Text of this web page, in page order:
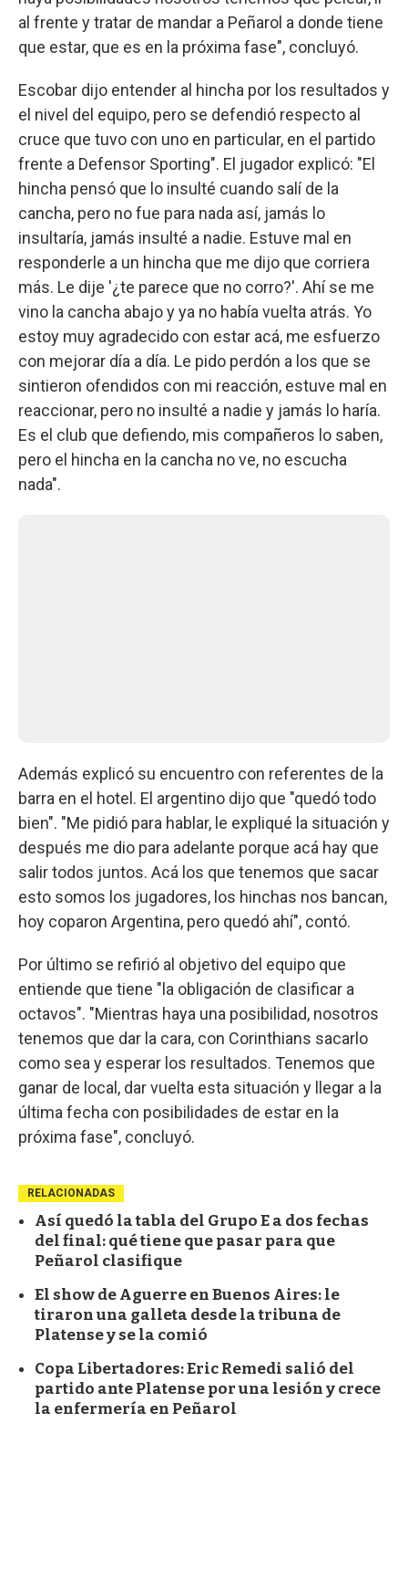
al frente y tratar de mandar a Peñarol a donde tiene
que estar, que es en la próxima fase", concluyó.
Escobar dijo entender al hincha por los resultados y
el nivel del equipo, pero se defendió respecto al
cruce que tuvo con uno en particular, en el partido
frente a Defensor Sporting". El jugador explicó: "El
hincha pensó que lo insulté cuando salí de la
cancha, pero no fue para nada así, jamás lo
insultaría, jamás insulté a nadie. Estuve mal en
responderle a un hincha que me dijo que corriera
más. Le dije '¿te parece que no corro?'. Ahí se me
vino la cancha abajo y ya no había vuelta atrás. Yo
estoy muy agradecido con estar acá, me esfuerzo
con mejorar día a día. Le pido perdón a los que se
sintieron ofendidos con mi reacción, estuve mal en
reaccionar, pero no insulté a nadie y jamás lo haría.
Es el club que defiendo, mis compañeros lo saben,
pero el hincha en la cancha no ve, no escucha
nada".
Además explicó su encuentro con referentes de la
barra en el hotel. El argentino dijo que "quedó todo
bien". "Me pidió para hablar, le expliqué la situación y
después me dio para adelante porque acá hay que
salir todos juntos. Acá los que tenemos que sacar
esto somos los jugadores, los hinchas nos bancan,
hoy coparon Argentina, pero quedó ahí", contó.
Por último se refirió al objetivo del equipo que
entiende que tiene "la obligación de clasificar a
octavos". "Mientras haya una posibilidad, nosotros
tenemos que dar la cara, con Corinthians sacarlo
como sea y esperar los resultados. Tenemos que
ganar de local, dar vuelta esta situación y llegar a la
última fecha con posibilidades de estar en la
próxima fase", concluyó.
RELACIONADAS
Así quedó la tabla del Grupo E a dos fechas
del final: qué tiene que pasar para que
Peñarol clasifique
El show de Aguerre en Buenos Aires: le
tiraron una galleta desde la tribuna de
Platense y se la comió
Copa Libertadores: Eric Remedi salió del
partido ante Platense por una lesión y crece
la enfermería en Peñarol